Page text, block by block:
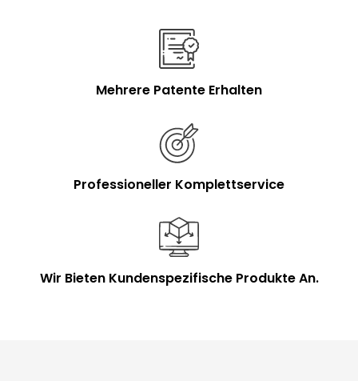
Mehrere Patente Erhalten
Professioneller Komplettservice
Wir Bieten Kundenspezifische Produkte An.